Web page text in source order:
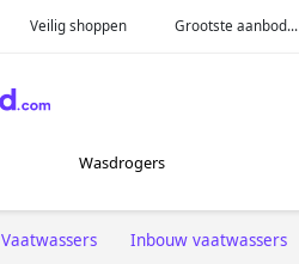
Veilig shoppen Grootste aanbod...
Wasdrogers
Vaatwassers Inbouw vaatwassers